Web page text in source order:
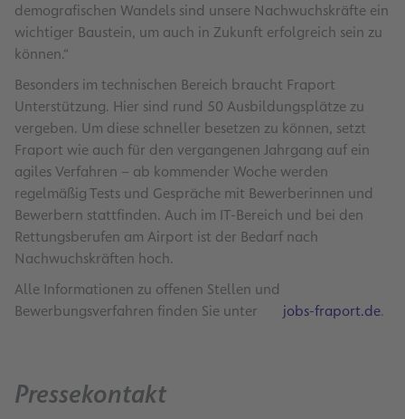
demografischen Wandels sind unsere Nachwuchskräfte ein
wichtiger Baustein, um auch in Zukunft erfolgreich sein zu
können.“
Besonders im technischen Bereich braucht Fraport
Unterstützung. Hier sind rund 50 Ausbildungsplätze zu
vergeben. Um diese schneller besetzen zu können, setzt
Fraport wie auch für den vergangenen Jahrgang auf ein
agiles Verfahren – ab kommender Woche werden
regelmäßig Tests und Gespräche mit Bewerberinnen und
Bewerbern stattfinden. Auch im IT-Bereich und bei den
Rettungsberufen am Airport ist der Bedarf nach
Nachwuchskräften hoch.
Alle Informationen zu offenen Stellen und
Bewerbungsverfahren finden Sie unter
jobs-fraport.de.
Pressekontakt